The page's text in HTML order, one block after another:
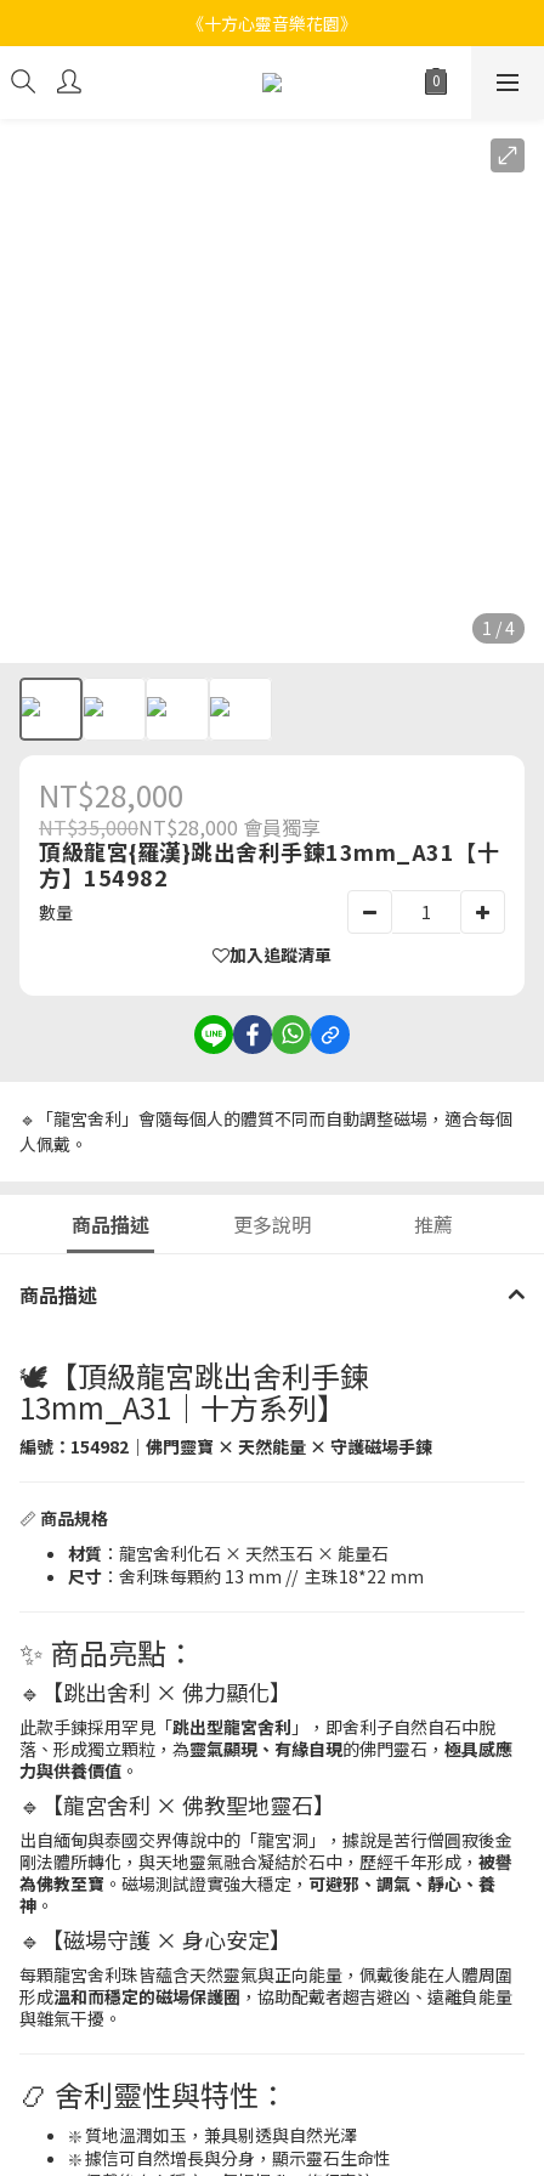
《十方心靈音樂花園》
《十方心靈音樂花園》
Welcome
1 / 4
NT$28,000
NT$35,000NT$28,000 會員獨享
頂級龍宮{羅漢}跳出舍利手鍊13mm_A31【十
方】154982
數量
加入追蹤清單
🔹「龍宮舍利」會隨每個人的體質不同而自動調整磁場，適合每個
人佩戴。
商品描述 更多說明 推薦
商品描述
🕊️【頂級龍宮跳出舍利手鍊
13mm_A31｜十方系列】
編號： 154982 ｜佛門靈寶 × 天然能量 × 守護磁場手鍊
📏 商品規格
材質 ：龍宮舍利化石 × 天然玉石 × 能量石
尺寸 ：舍利珠每顆約 13 mm // 主珠18*22 mm
✨ 商品亮點：
🔹【跳出舍利 × 佛力顯化】
此款手鍊採用罕見「跳出型龍宮舍利 」，即舍利子自然自石中脫
落、形成獨立顆粒，為靈氣顯現、有緣自現的佛門靈石， 極具感應
力與供養價值 。
🔹【龍宮舍利 × 佛教聖地靈石】
出自緬甸與泰國交界傳說中的「龍宮洞」，據說是苦行僧圓寂後金
剛法體所轉化，與天地靈氣融合凝結於石中，歷經千年形成， 被譽
為佛教至寶 。磁場測試證實強大穩定， 可避邪、調氣、靜心、養
神 。
🔹【磁場守護 × 身心安定】
每顆龍宮舍利珠皆蘊含天然靈氣與正向能量，佩戴後能在人體周圍
形成溫和而穩定的磁場保護圈 ，協助配戴者趨吉避凶、遠離負能量
與雜氣干擾。
📿 舍利靈性與特性：
❇️ 質地溫潤如玉，兼具剔透與自然光澤
❇️ 據信可自然增長與分身，顯示靈石生命性